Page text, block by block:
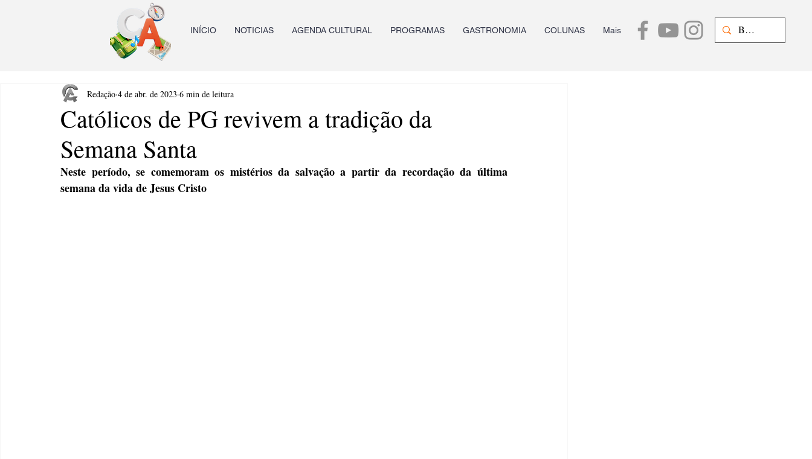
INÍCIO NOTICIAS AGENDA CULTURAL PROGRAMAS GASTRONOMIA COLUNAS Mais
Católicos de PG revivem a tradição da
Semana Santa
Redação 4 de abr. de 2023 6 min de leitura
Neste período, se comemoram os mistérios da salvação a partir da recordação da última
semana da vida de Jesus Cristo